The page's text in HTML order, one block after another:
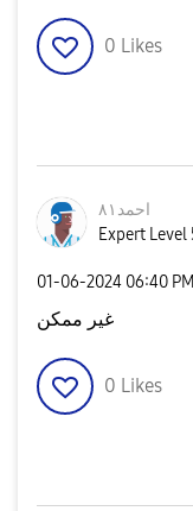
0 Likes
احمد٨١
Expert Level
‎01-06-2024 06:40 PM
غير ممكن
0 Likes